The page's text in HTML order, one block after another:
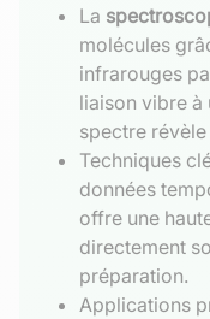
La
molécules
infrarouges
liaison vibre à
spectre
Techniques
données
offre une
directement
préparation.
Applications